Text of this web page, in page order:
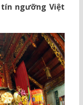
ngưỡng Việt